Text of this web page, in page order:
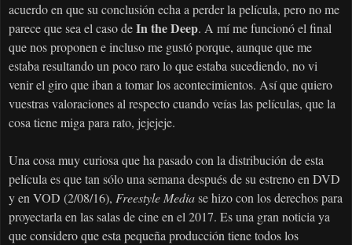
acuerdo en que su conclusión echa a perder la película, pero no me
parece que sea el caso deIn the Deep. A mí me funcionó el final
que nos proponen e incluso me gustó porque, aunque que me
estaba resultando un poco raro lo que estaba sucediendo, no vi
venir el giro que iban a tomar los acontecimientos. Así que quiero
vuestras valoraciones al respecto cuando veías las películas, que la
cosa tiene miga para rato, jejejeje.
Una cosa muy curiosa que ha pasado con la distribución de esta
película es que tan sólo una semana después de su estreno en DVD
y en VOD (2/08/16), Freestyle Mediase hizo con los derechos para
proyectarla en las salas de cine en el 2017. Es una gran noticia ya
que considero que esta pequeña producción tiene todos los